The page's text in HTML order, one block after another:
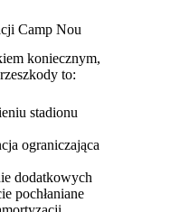
Camp Nou
koniecznym,
to:
stadionu
ograniczająca
dodatkowych
pochłaniane